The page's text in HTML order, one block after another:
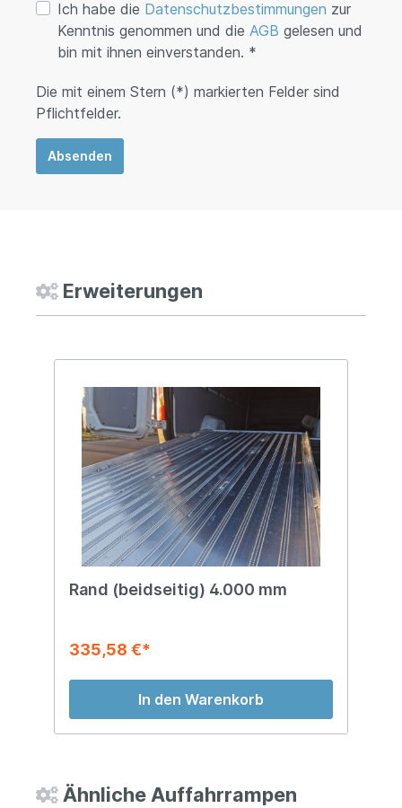
Ich habe die Datenschutzbestimmungen zur
Kenntnis genommen und die AGB gelesen und
bin mit ihnen einverstanden. *
Die mit einem Stern (*) markierten Felder sind
Pflichtfelder.
Absenden
Erweiterungen
Rand (beidseitig) 4.000 mm
335,58 €*
In den Warenkorb
Ähnliche Auffahrrampen